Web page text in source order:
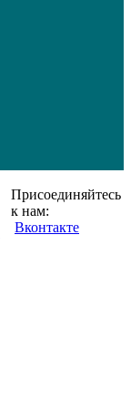
Присоединяйтесь
к нам:
Вконтакте